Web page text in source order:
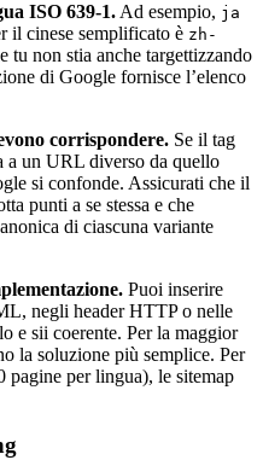
ISO 639-1. Ad esempio, ja
il cinese semplificato è zh-
tu non stia anche targettizzando
di Google fornisce l’elenco
corrispondere. Se il tag
a un URL diverso da quello
si confonde. Assicurati che il
punti a se stessa e che
di ciascuna variante
Puoi inserire
negli header HTTP o nelle
e sii coerente. Per la maggior
la soluzione più semplice. Per
per lingua), le sitemap